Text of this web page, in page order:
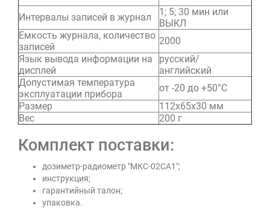
Интервалы записей в журнал
1; 5; 30 мин или
ВЫКЛ
Емкость журнала, количество
записей
2000
Язык вывода информации на
дисплей
русский/
английский
Допустимая температура
эксплуатации прибора
от -20 до +50°С
Размер
112х65х30 мм
Вес
200 г
Комплект поставки:
дозиметр-радиометр "МКС-02СА1";
инструкция;
гарантийный талон;
упаковка.